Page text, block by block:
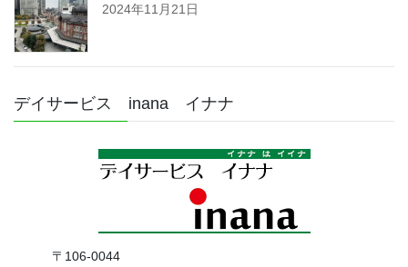
2024年11月21日
デイサービス inana イナナ
〒106-0044